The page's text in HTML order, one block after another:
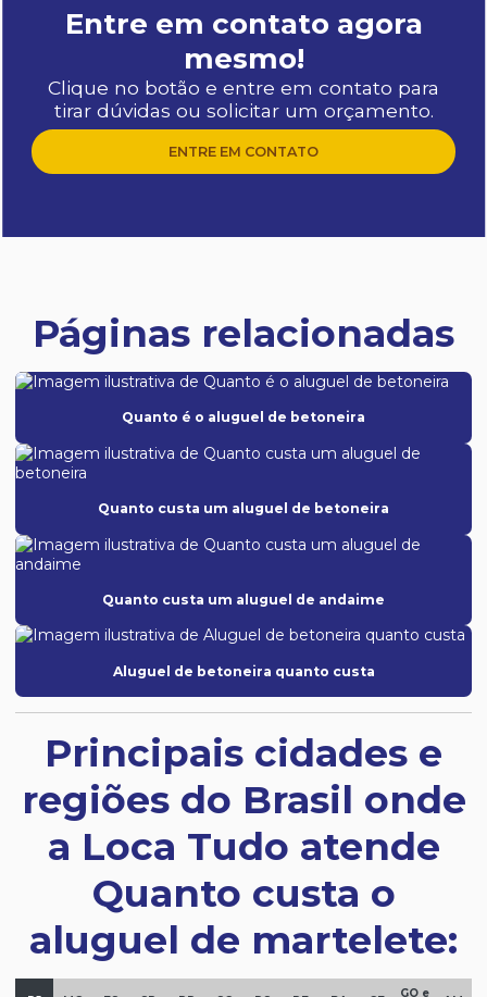
Entre em contato agora
mesmo!
Clique no botão e entre em contato para
tirar dúvidas ou solicitar um orçamento.
ENTRE EM CONTATO
Páginas relacionadas
Quanto é o aluguel de betoneira
Quanto custa um aluguel de betoneira
Quanto custa um aluguel de andaime
Aluguel de betoneira quanto custa
Principais cidades e
regiões do Brasil onde
a Loca Tudo atende
Quanto custa o
aluguel de martelete:
GO e